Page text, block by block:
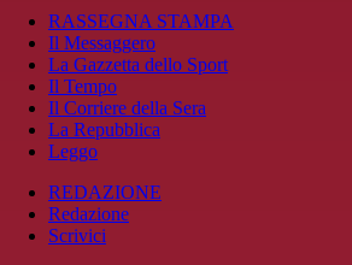
RASSEGNA STAMPA
Il Messaggero
La Gazzetta dello Sport
Il Tempo
Il Corriere della Sera
La Repubblica
Leggo
REDAZIONE
Redazione
Scrivici